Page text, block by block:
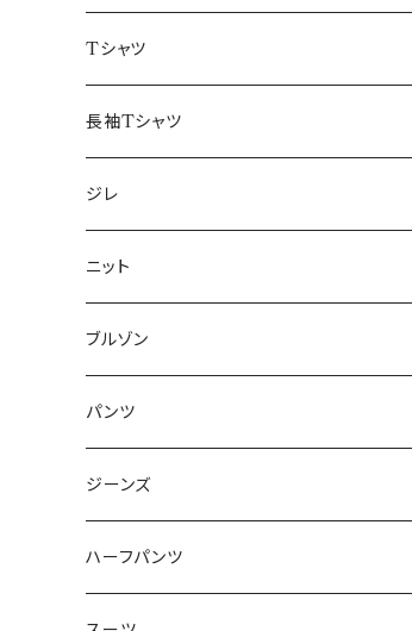
50/XL～
48/L
50/XL～
46/M
48/L
50/XL～
～44/S
46/M
48/L
50/XL～
Tシャツ
～44/S
46/M
48/L
50/XL～
長袖Tシャツ
～44/S
46/M
48/L
50/XL～
ジレ
～44/S
46/M
48/L
50/XL～
ニット
～44/S
46/M
48/L
50/XL～
ブルゾン
～44/S
46/M
48/L
パンツ
～44/S
46/M
ジーンズ
～44/S
ハーフパンツ